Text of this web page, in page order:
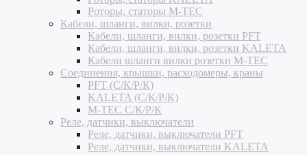
Роторы, статоры M-TEC
Кабели, шланги, вилки, розетки
Кабели, шланги, вилки, розетки PFT
Кабели, шланги, вилки, розетки KALETA
Кабели шланги вилки розетки M-TEC
Соединения, крышки, расходомеры, краны
PFT (С/К/Р/К)
KALETA (С/К/Р/К)
M-TEC С/К/Р/К
Реле, датчики, выключатели
Реле, датчики, выключатели PFT
Реле, датчики, выключатели KALETA